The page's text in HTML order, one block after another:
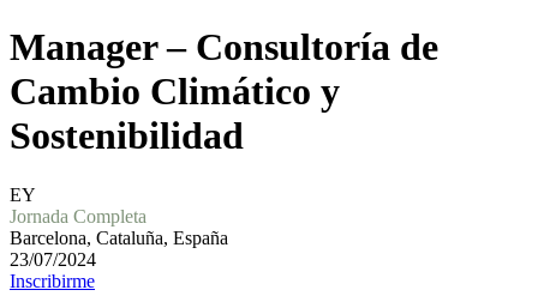
Manager – Consultoría de
Cambio Climático y
Sostenibilidad
EY
Jornada Completa
Barcelona, Cataluña, España
23/07/2024
Inscribirme